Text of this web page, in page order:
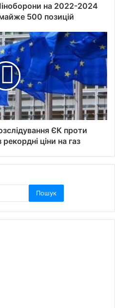
на 2022-2024
500 позицій
ЄК проти
ціни на газ
Пошук